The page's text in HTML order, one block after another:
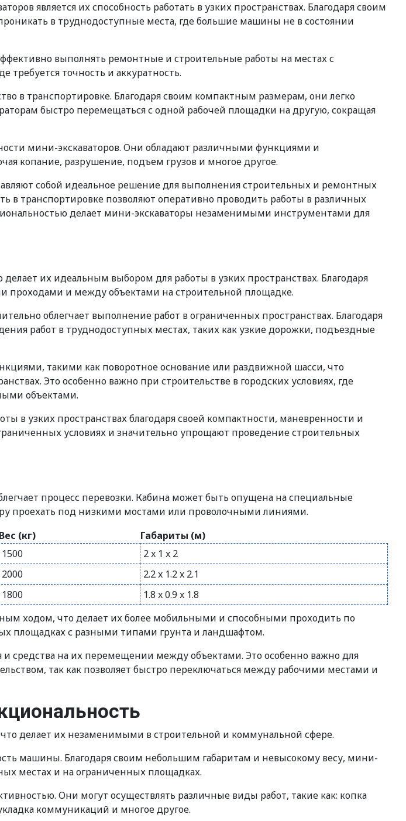
является их способность работать в узких пространствах. Благодаря своим
в труднодоступные места, где большие машины не в состоянии
выполнять ремонтные и строительные работы на местах с
точность и аккуратность.
в транспортировке. Благодаря своим компактным размерам, они легко
быстро перемещаться с одной рабочей площадки на другую, сокращая
мини-экскаваторов. Они обладают различными функциями и
копание, разрушение, подъем грузов и многое другое.
собой идеальное решение для выполнения строительных и ремонтных
в транспортировке позволяют оперативно проводить работы в различных
делает мини-экскаваторы незаменимыми инструментами для
их идеальным выбором для работы в узких пространствах. Благодаря
и между объектами на строительной площадке.
облегчает выполнение работ в ограниченных пространствах. Благодаря
работ в труднодоступных местах, таких как узкие дорожки, подъездные
такими как поворотное основание или раздвижной шасси, что
Это особенно важно при строительстве в городских условиях, где
объектами.
в узких пространствах благодаря своей компактности, маневренности и
условиях и значительно упрощают проведение строительных
процесс перевозки. Кабина может быть опущена на специальные
проехать под низкими мостами или проволочными линиями.
Вес (кг)
Габариты (м)
1500
2 x 1 x 2
2000
2.2 x 1.2 x 2.1
1800
1.8 x 0.9 x 1.8
ходом, что делает их более мобильными и способными проходить по
площадках с разными типами грунта и ландшафтом.
средства на их перемещении между объектами. Это особенно важно для
так как позволяет быстро переключаться между рабочими местами и
делает их незаменимыми в строительной и коммунальной сфере.
машины. Благодаря своим небольшим габаритам и невысокому весу, мини-
местах и на ограниченных площадках.
Они могут осуществлять различные виды работ, такие как: копка
коммуникаций и многое другое.